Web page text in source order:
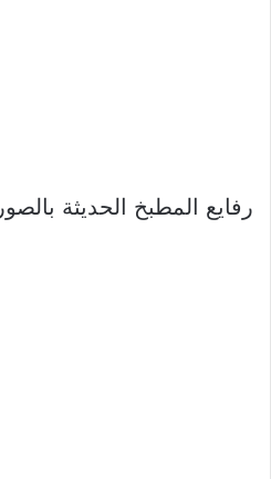
رفايع المطبخ الحديثة بالصور